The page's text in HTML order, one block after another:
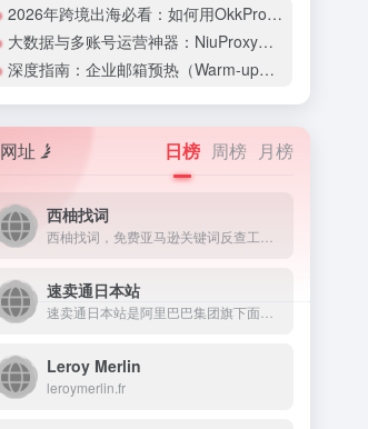
2026年跨境出海必看：如何用OkkProxy彻底解决网络延迟与IP被封难题？
大数据与多账号运营神器：NiuProxy助力跨境工作室业务高效爆单！
深度指南：企业邮箱预热（Warm-up）的详细技巧与实操策略（含配图）
网址 日榜 周榜 月榜
西柚找词
速卖通日本站
Leroy Merlin
leroymerlin.fr